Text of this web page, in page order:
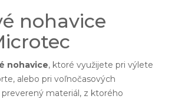
nohavice
nohavice, ktoré využijete pri výlete
alebo pri voľnočasových
materiál, z ktorého